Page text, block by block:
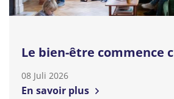
Le bien-être commence
08 Juli 2026
En savoir plus